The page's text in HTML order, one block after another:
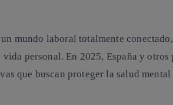
mundo laboral totalmente
personal. En 2025, España y otros
que buscan proteger la salud